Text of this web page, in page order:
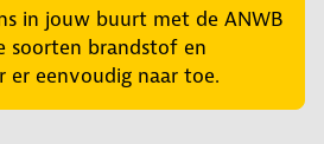
in jouw buurt met de ANWB
soorten brandstof en
er eenvoudig naar toe.